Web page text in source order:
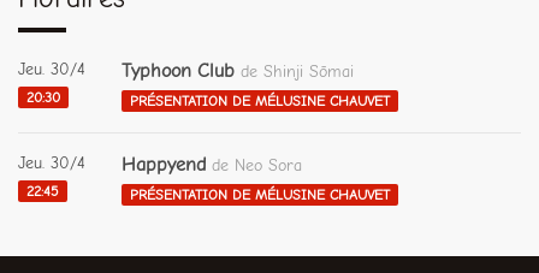
Jeu. 30/4
20:30
Typhoon Club de Shinji Sōmai
PRÉSENTATION DE MÉLUSINE CHAUVET
Jeu. 30/4
22:45
Happyend de Neo Sora
PRÉSENTATION DE MÉLUSINE CHAUVET